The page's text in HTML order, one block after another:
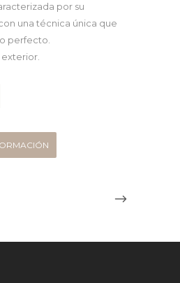
por su
una técnica única que
perfecto.